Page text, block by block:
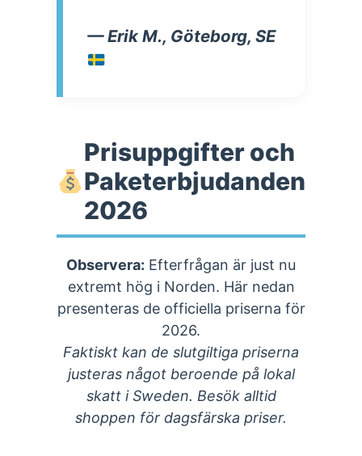
— Erik M., Göteborg, SE
Prisuppgifter och
Paketerbjudanden
2026
Observera: Efterfrågan är just nu
extremt hög i Norden. Här nedan
presenteras de officiella priserna för
2026.
Faktiskt kan de slutgiltiga priserna
justeras något beroende på lokal
skatt i Sweden. Besök alltid
shoppen för dagsfärska priser.